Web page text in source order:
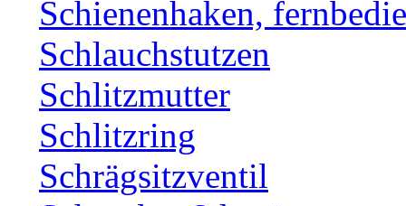
Schienenhaken,
Schlauchstutzen
Schlitzmutter
Schlitzring
Schrägsitzventil